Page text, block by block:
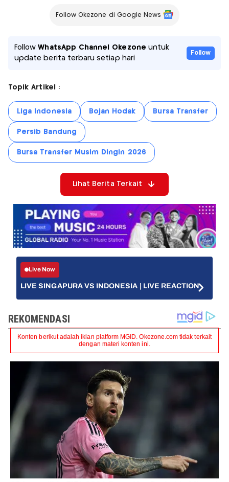
Follow Okezone di Google News
FollowWhatsApp Channel Okezone untuk
update berita terbaru setiap hari
Follow
Topik Artikel :
Liga Indonesia Bojan Hodak Bursa Transfer
Persib Bandung
Bursa Transfer Musim Dingin 2026
Lihat Berita Terkait
Live Now
LIVE SINGAPURA VS INDONESIA | LIVE REACTION